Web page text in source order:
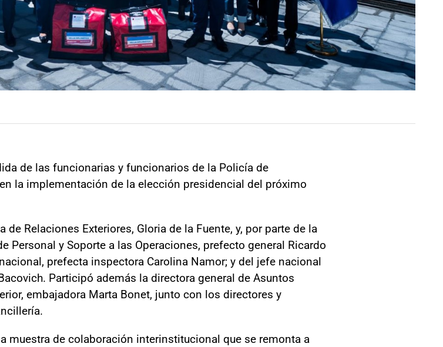
de las funcionarias y funcionarios de la Policía de
la implementación de la elección presidencial del próximo
Relaciones Exteriores, Gloria de la Fuente, y, por parte de la
Personal y Soporte a las Operaciones, prefecto general Ricardo
prefecta inspectora Carolina Namor; y del jefe nacional
Participó además la directora general de Asuntos
embajadora Marta Bonet, junto con los directores y
muestra de colaboración interinstitucional que se remonta a